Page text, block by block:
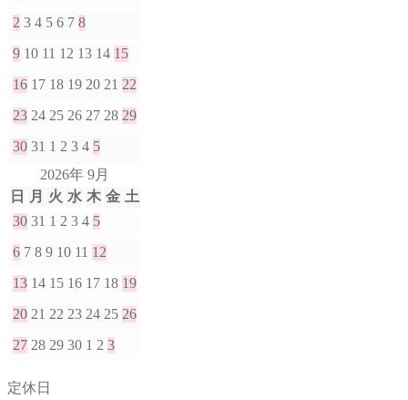
2 3 4 5 6 7 8
9 10 11 12 13 14 15
16 17 18 19 20 21 22
23 24 25 26 27 28 29
30 31 1 2 3 4 5
2026年 9月
日
月 火 水 木 金 土
30 31 1 2 3 4 5
6 7 8 9 10 11 12
13 14 15 16 17 18 19
20 21 22 23 24 25 26
27 28 29 30 1 2 3
定休日